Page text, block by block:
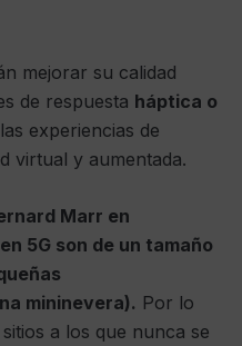
mejorar su calidad
de respuesta háptica o
experiencias de
virtual y aumentada.
Marr en
5G son de un tamaño
mininevera). Por lo
a los que nunca se